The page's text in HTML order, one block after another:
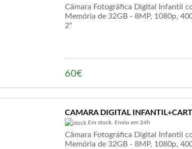
Câmara Fotográfica Digital Infantil
Memória de 32GB - 8MP, 1080p,
2"
60€
CAMARA DIGITAL
Em stock. Envio em 24h
Câmara Fotográfica Digital Infantil
Memória de 32GB - 8MP, 1080p,